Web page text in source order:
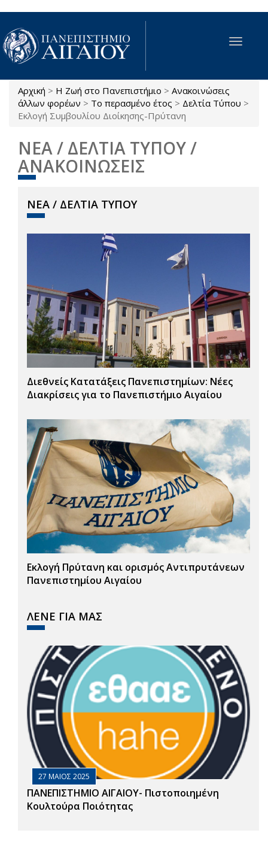
Παράκαμψη προς το κυρίως περιεχόμενο
Toggle
Είστε εδώ
Αρχική > Η Ζωή στο Πανεπιστήμιο > Ανακοινώσεις
άλλων φορέων > Το περασμένο έτος > Δελτία Τύπου >
Εκλογή Συμβουλίου Διοίκησης-Πρύτανη
ΝΕΑ / ΔΕΛΤΙΑ ΤΥΠΟΥ /
ΑΝΑΚΟΙΝΩΣΕΙΣ
ΝΕΑ / ΔΕΛΤΙΑ ΤΥΠΟΥ
Διεθνείς Κατατάξεις Πανεπιστημίων: Νέες
Διακρίσεις για το Πανεπιστήμιο Αιγαίου
Εκλογή Πρύτανη και ορισμός Αντιπρυτάνεων
Πανεπιστημίου Αιγαίου
ΛΕΝΕ ΓΙΑ ΜΑΣ
27 ΜΑΙΟΣ 2025
ΠΑΝΕΠΙΣΤΗΜΙΟ ΑΙΓΑΙΟΥ- Πιστοποιημένη
Κουλτούρα Ποιότητας